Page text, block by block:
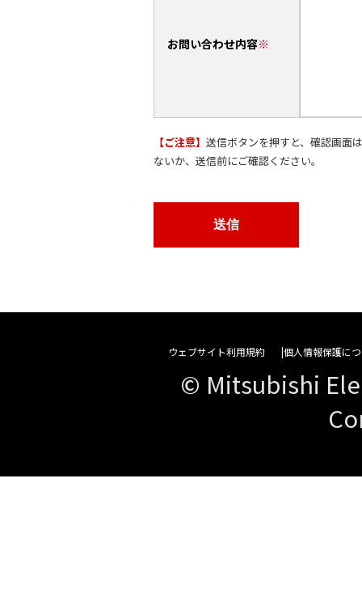
お問い合わせ内容
【ご注意】 送信ボタンを押すと、確認画面
ないか、送信前にご確認ください。
ウェブサイト利用規約 個人情報保護に
© Mitsubishi